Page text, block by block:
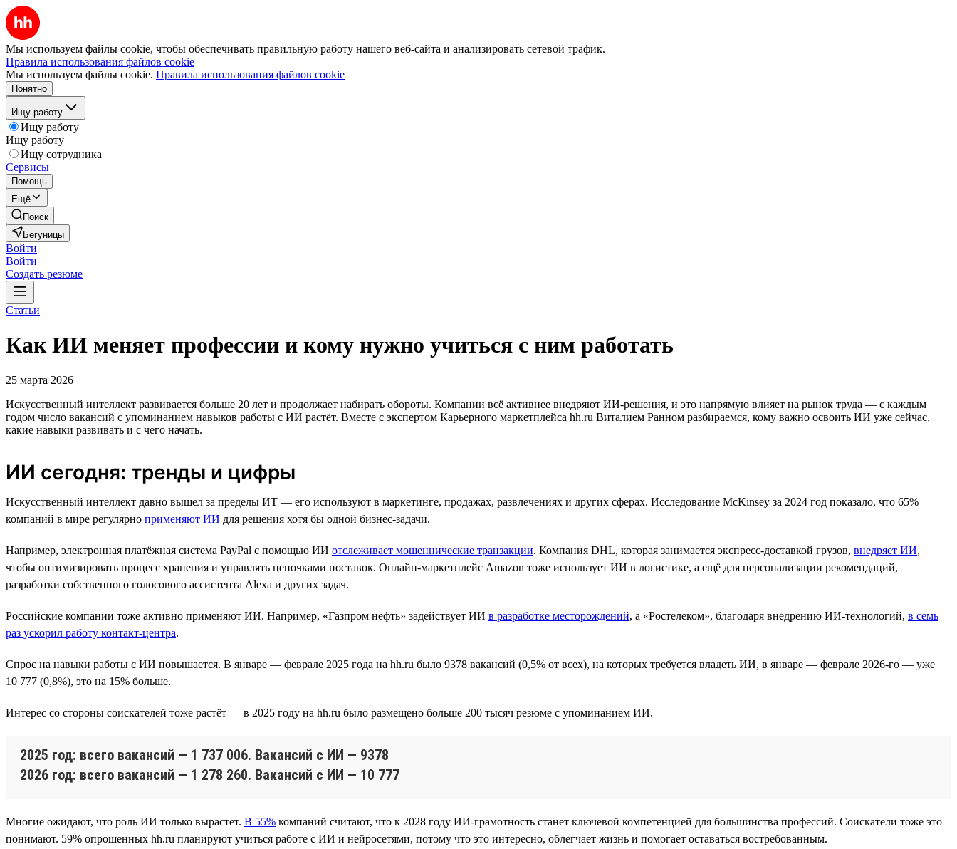
Мы используем файлы cookie, чтобы обеспечивать правильную работу нашего веб-сайта и анализировать сетевой трафик.
Правила использования файлов cookie
Мы используем файлы cookie. Правила использования файлов cookie
Понятно
Ищу работу
Ищу работу
Ищу работу
Ищу сотрудника
Сервисы
Помощь
Ещё
Поиск
Бегуницы
Войти
Войти
Создать резюме
Статьи
Как ИИ меняет профессии и кому нужно учиться с ним работать
25 марта 2026
Искусственный интеллект развивается больше 20 лет и продолжает набирать обороты. Компании всё активнее внедряют ИИ‑решения, и это напрямую влияет на рынок труда — с каждым
годом число вакансий с упоминанием навыков работы с ИИ растёт. Вместе с экспертом Карьерного маркетплейса hh.ru Виталием Ранном разбираемся, кому важно освоить ИИ уже сейчас,
какие навыки развивать и с чего начать.
ИИ сегодня: тренды и цифры
Искусственный интеллект давно вышел за пределы ИТ — его используют в маркетинге, продажах, развлечениях и других сферах. Исследование McKinsey за 2024 год показало, что 65%
компаний в мире регулярно применяют ИИ для решения хотя бы одной бизнес-задачи.
Например, электронная платёжная система PayPal с помощью ИИ отслеживает мошеннические транзакции. Компания DHL, которая занимается экспресс-доставкой грузов, внедряет ИИ,
чтобы оптимизировать процесс хранения и управлять цепочками поставок. Онлайн-маркетплейс Amazon тоже использует ИИ в логистике, а ещё для персонализации рекомендаций,
разработки собственного голосового ассистента Alexa и других задач.
Российские компании тоже активно применяют ИИ. Например, «Газпром нефть» задействует ИИ в разработке месторождений, а «Ростелеком», благодаря внедрению ИИ-технологий, в семь
раз ускорил работу контакт-центра.
Спрос на навыки работы с ИИ повышается. В январе — феврале 2025 года на hh.ru было 9378 вакансий (0,5% от всех), на которых требуется владеть ИИ, в январе — феврале 2026-го — уже
10 777 (0,8%), это на 15% больше.
Интерес со стороны соискателей тоже растёт — в 2025 году на hh.ru было размещено больше 200 тысяч резюме с упоминанием ИИ.
2025 год: всего вакансий — 1 737 006. Вакансий с ИИ — 9378
2026 год: всего вакансий — 1 278 260. Вакансий с ИИ — 10 777
Многие ожидают, что роль ИИ только вырастет. В 55% компаний считают, что к 2028 году ИИ-грамотность станет ключевой компетенцией для большинства профессий. Соискатели тоже это
понимают. 59% опрошенных hh.ru планируют учиться работе с ИИ и нейросетями, потому что это интересно, облегчает жизнь и помогает оставаться востребованным.